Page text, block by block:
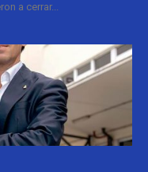
a cerrar...